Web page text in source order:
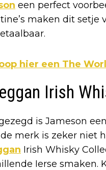
een perfect
maken dit setje
hier een The
Irish
is Jameson
merk is zeker niet
Irish Whisky
Ierse smaken.